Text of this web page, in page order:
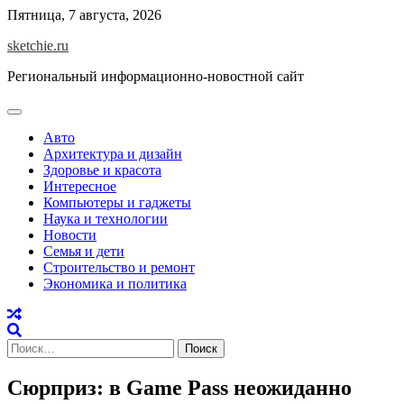
Skip
content
Пятница, 7 августа, 2026
sketchie.ru
Региональный информационно-новостной сайт
Авто
Архитектура и дизайн
Здоровье и красота
Интересное
Компьютеры и гаджеты
Наука и технологии
Новости
Семья и дети
Строительство и ремонт
Экономика и политика
Найти:
Сюрприз: в Game Pass неожиданно